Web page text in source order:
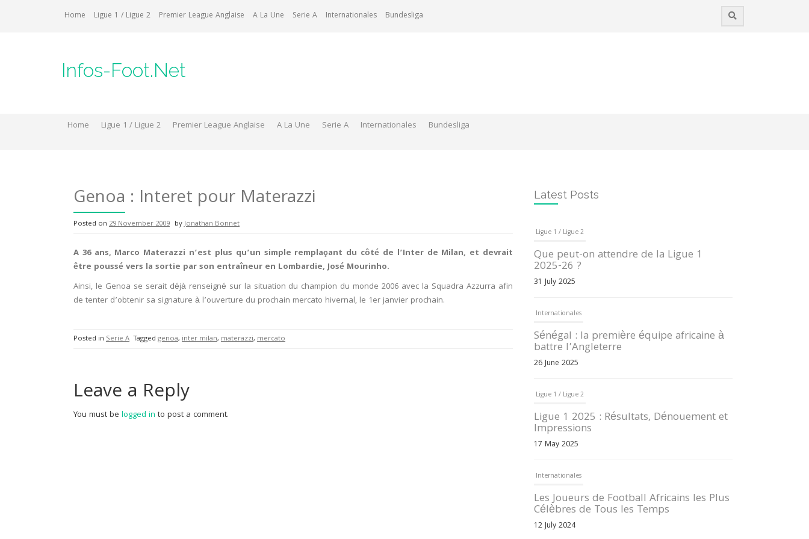
Home Ligue 1 / Ligue 2 Premier League Anglaise A La Une Serie A Internationales Bundesliga
Infos-Foot.Net
Home Ligue 1 / Ligue 2 Premier League Anglaise A La Une Serie A Internationales Bundesliga
Genoa : Interet pour Materazzi
Posted on 29 November 2009 byJonathan Bonnet
A 36 ans, Marco Materazzi n’est plus qu’un simple remplaçant du côté de l’Inter de Milan, et devrait
être poussé vers la sortie par son entraîneur en Lombardie, José Mourinho.
Ainsi, le Genoa se serait déjà renseigné sur la situation du champion du monde 2006 avec la Squadra Azzurra afin
de tenter d’obtenir sa signature à l’ouverture du prochain mercato hivernal, le 1er janvier prochain.
Posted in Serie A Tagged genoa, inter milan, materazzi, mercato
Leave a Reply
You must be logged in to post a comment.
Latest Posts
Ligue 1 / Ligue 2
Que peut-on attendre de la Ligue 1
2025-26 ?
31 July 2025
Internationales
Sénégal : la première équipe africaine à
battre l’Angleterre
26 June 2025
Ligue 1 / Ligue 2
Ligue 1 2025 : Résultats, Dénouement et
Impressions
17 May 2025
Internationales
Les Joueurs de Football Africains les Plus
Célèbres de Tous les Temps
12 July 2024